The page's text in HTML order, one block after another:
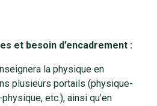
et besoin d’encadrement :
la physique en
plusieurs portails (physique-
etc.), ainsi qu’en